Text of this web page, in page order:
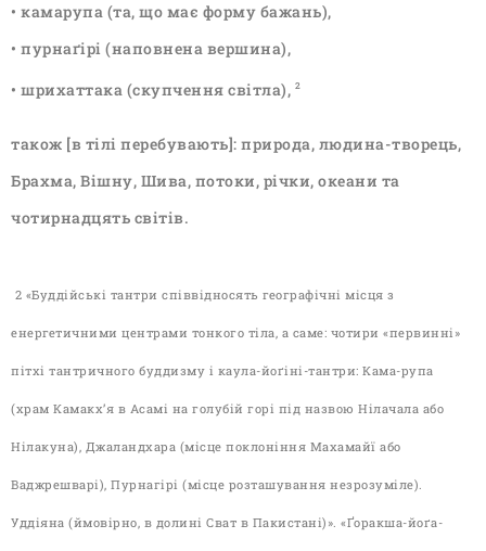
• камарупа (та, що має форму бажань),
• пурнаґірі (наповнена вершина),
• шрихаттака (скупчення світла), 2
також [в тілі перебувають]: природа, людина-творець,
Брахма, Вішну, Шива, потоки, річки, океани та
чотирнадцять світів.
2 «Буддійські тантри співвідносять географічні місця з
енергетичними центрами тонкого тіла, а саме: чотири «первинні»
пітхі тантричного буддизму і каула-йоґіні-тантри: Кама-рупа
(храм Камакх’я в Асамі на голубій горі під назвою Нілачала або
Нілакуна), Джаландхара (місце поклоніння Махамайї або
Ваджрешварі), Пурнагірі (місце розташування незрозуміле).
Уддіяна (ймовірно, в долині Сват в Пакистані)». «Ґоракша-йоґа-